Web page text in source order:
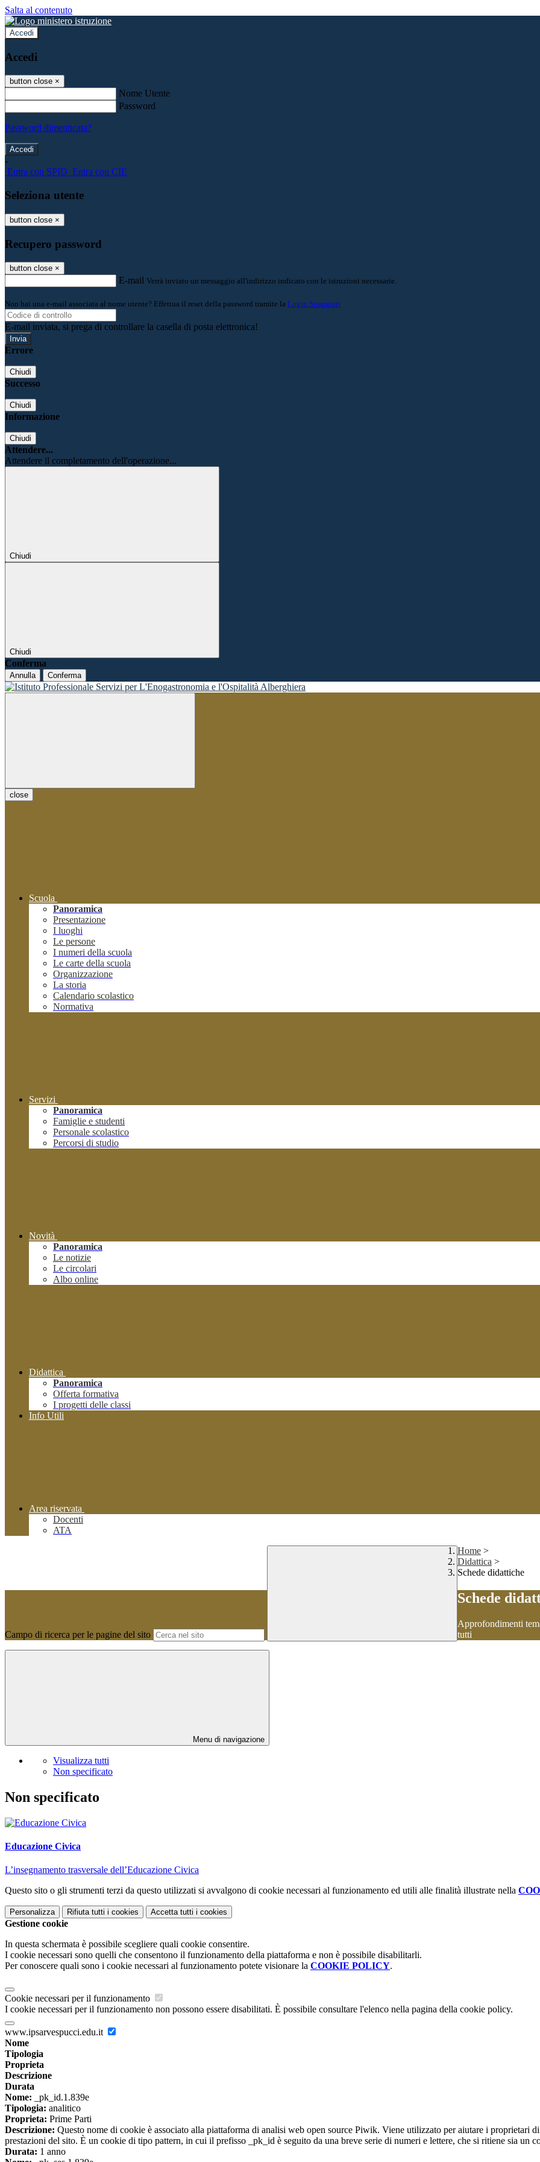
Salta al contenuto
Accedi
Accedi
button close ×
Nome Utente
Password
Password dimenticata?
-
Entra con SPID Entra con CIE
Seleziona utente
button close ×
Recupero password
button close ×
E-mail Verrà inviato un messaggio all'indirizzo indicato con le istruzioni necessarie.
Non hai una e-mail associata al nome utente? Effettua il reset della password tramite la Login Spaggiari
E-mail inviata, si prega di controllare la casella di posta elettronica!
Errore
Chiudi
Successo
Chiudi
Informazione
Chiudi
Attendere...
Attendere il completamento dell'operazione...
Chiudi
Chiudi
Conferma
Annulla Conferma
close
Scuola
Panoramica
Presentazione
I luoghi
Le persone
I numeri della scuola
Le carte della scuola
Organizzazione
La storia
Calendario scolastico
Normativa
Servizi
Panoramica
Famiglie e studenti
Personale scolastico
Percorsi di studio
Novità
Panoramica
Le notizie
Le circolari
Albo online
Didattica
Panoramica
Offerta formativa
I progetti delle classi
Info Utili
Area riservata
Docenti
ATA
Campo di ricerca per le pagine del sito
Home >
Didattica >
Schede didattiche
Schede
Approfondimenti
tutti
Menu di navigazione
Visualizza tutti
Non specificato
Non specificato
Educazione Civica
L’insegnamento trasversale dell’Educazione Civica
Questo sito o gli strumenti terzi da questo utilizzati si avvalgono di cookie necessari al funzionamento ed utili alle finalità illustrate nella
Personalizza Rifiuta tutti i cookies Accetta tutti i cookies
Gestione cookie
In questa schermata è possibile scegliere quali cookie consentire.
I cookie necessari sono quelli che consentono il funzionamento della piattaforma e non è possibile disabilitarli.
Per conoscere quali sono i cookie necessari al funzionamento potete visionare la COOKIE POLICY.
Cookie necessari per il funzionamento
I cookie necessari per il funzionamento non possono essere disabilitati. È possibile consultare l'elenco nella pagina della cookie policy.
www.ipsarvespucci.edu.it
Nome
Tipologia
Proprieta
Descrizione
Durata
Nome: _pk_id.1.839e
Tipologia: analitico
Proprieta: Prime Parti
Descrizione: Questo nome di cookie è associato alla piattaforma di analisi web open source Piwik. Viene utilizzato per aiutare i proprietari
prestazioni del sito. È un cookie di tipo pattern, in cui il prefisso _pk_id è seguito da una breve serie di numeri e lettere, che si ritiene sia un
Durata: 1 anno